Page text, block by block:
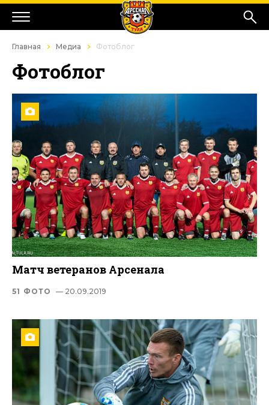
Главная Медиа Фотоблог
Фотоблог
Матч ветеранов Арсенала
51 ФОТО — 20.09.2019